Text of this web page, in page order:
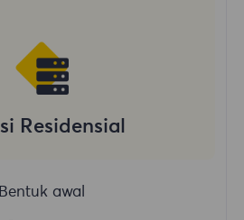
Residensial
Bentuk awal